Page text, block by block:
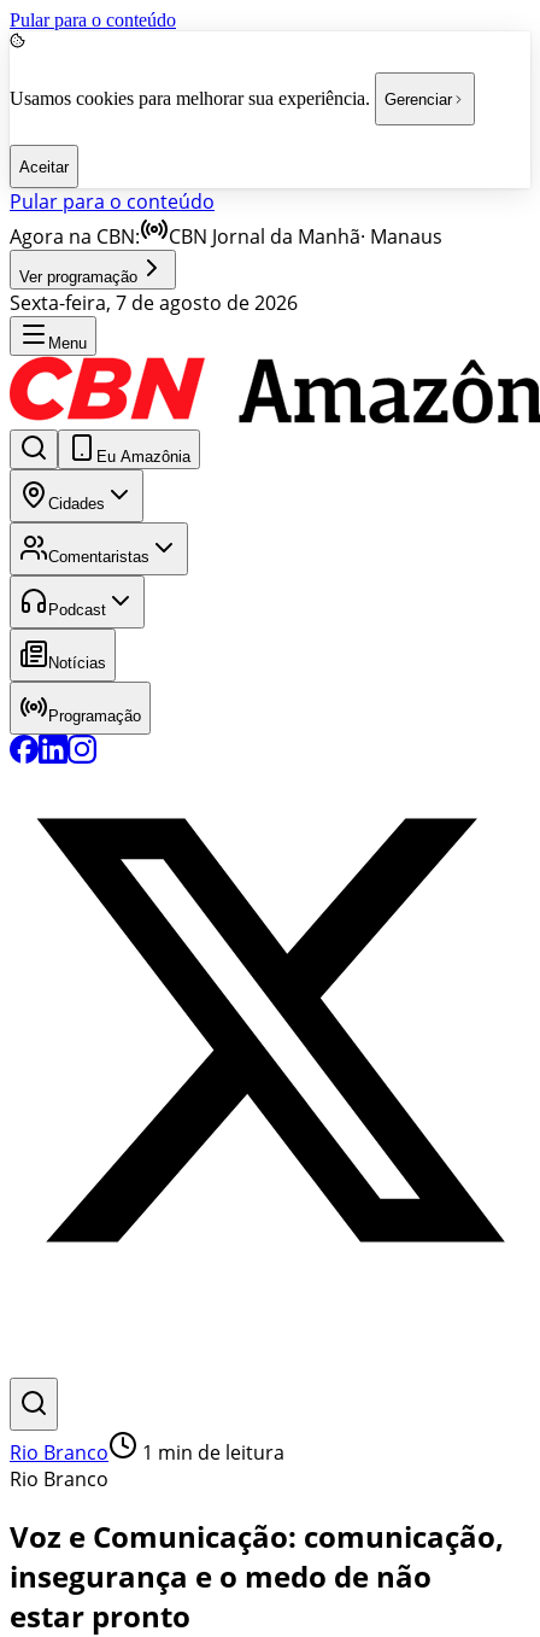
Pular para o conteúdo
Usamos cookies para melhorar sua experiência. Gerenciar
Aceitar
Pular para o conteúdo
Agora na CBN:
CBN Jornal da Manhã· Manaus
Ver programação
Sexta-feira, 7 de agosto de 2026
Menu
Eu Amazônia
Cidades
Comentaristas
Podcast
Notícias
Programação
Rio Branco 1 min de leitura
Rio Branco
Voz e Comunicação: comunicação,
insegurança e o medo de não
estar pronto